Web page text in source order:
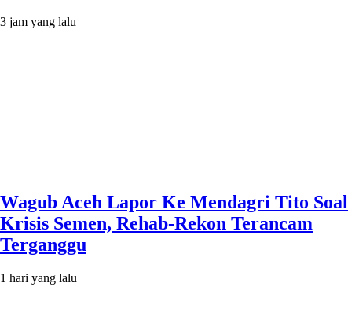
3 jam yang lalu
Wagub Aceh Lapor Ke Mendagri Tito Soal
Krisis Semen, Rehab-Rekon Terancam
Terganggu
1 hari yang lalu